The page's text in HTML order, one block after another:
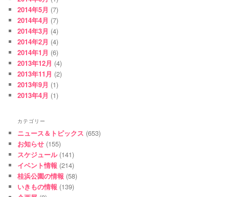
2014年5月 (7)
2014年4月 (7)
2014年3月 (4)
2014年2月 (4)
2014年1月 (6)
2013年12月 (4)
2013年11月 (2)
2013年9月 (1)
2013年4月 (1)
カテゴリー
ニュース＆トピックス (653)
お知らせ (155)
スケジュール(141)
イベント情報 (214)
桂浜公園の情報 (58)
いきもの情報 (139)